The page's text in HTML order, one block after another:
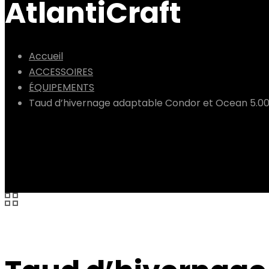
AtlantiCraft
Accueil
ACCESSOIRES
ÉQUIPEMENTS
Taud d’hivernage adaptable Condor et Ocean 5.00